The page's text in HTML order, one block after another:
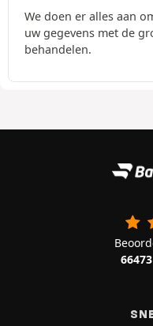
We doen er alles aan
uw gegevens met de
behandelen.
66473